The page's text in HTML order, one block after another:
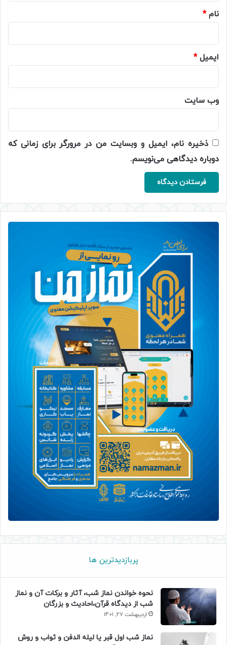
نام*
ایمیل*
وب‌ سایت
ذخیره نام، ایمیل و وبسایت من در مرورگر برای زمانی که
دوباره دیدگاهی می‌نویسم.
پربازدیدترین ها
نحوه خواندن نماز شب، آثار و برکات آن و نماز
شب از دیدگاه قرآن،احادیث و بزرگان
اردیبهشت 27, 1401
نماز شب اول قبر یا لیله الدفن و ثواب و روش